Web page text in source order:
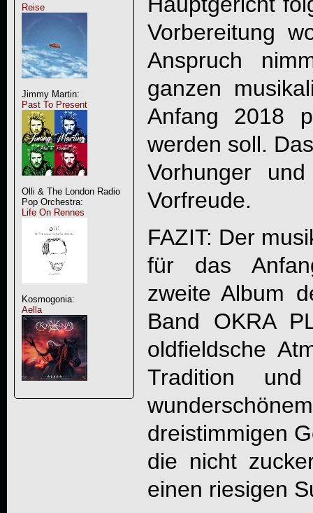
Reise
Jimmy Martin:
Past To Present
Olli & The London Radio
Pop Orchestra:
Life On Rennes
Kosmogonia:
Aella
Vorbereitung
Anspruch
ganzen
Anfang 2018
werden soll.
Vorhunger
Vorfreude.
FAZIT: Der
für das
zweite Album
Band OKRA
oldfieldsche
Tradition
dreistimmigen
die nicht
einen riesigen